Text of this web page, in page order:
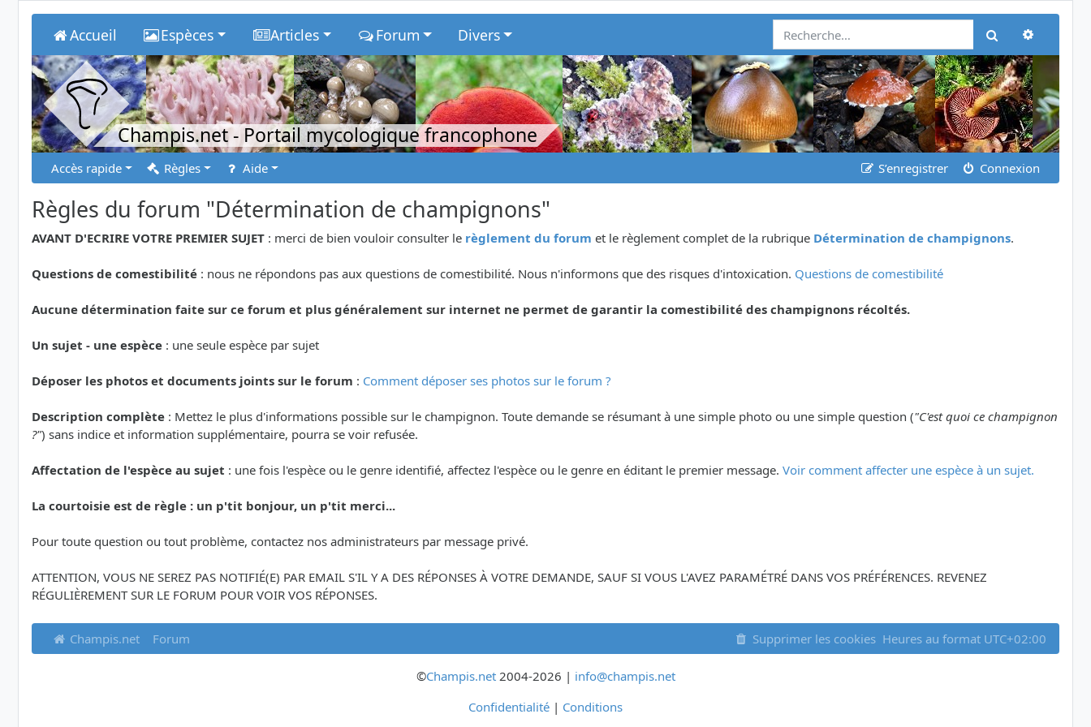
Accueil Espèces Articles Forum Divers Rechercher
Champis.net- Portail mycologique francophone
Accès rapide Règles Aide S’enregistrer Connexion
Règles du forum "Détermination de champignons"
AVANT D'ECRIRE VOTRE PREMIER SUJET : merci de bien vouloir consulter le règlement du forum et le règlement complet de la rubrique Détermination de champignons.
Questions de comestibilité : nous ne répondons pas aux questions de comestibilité. Nous n'informons que des risques d'intoxication. Questions de comestibilité
Aucune détermination faite sur ce forum et plus généralement sur internet ne permet de garantir la comestibilité des champignons récoltés.
Un sujet - une espèce : une seule espèce par sujet
Déposer les photos et documents joints sur le forum : Comment déposer ses photos sur le forum ?
Description complète : Mettez le plus d'informations possible sur le champignon. Toute demande se résumant à une simple photo ou une simple question ("C'est quoi ce champignon
?") sans indice et information supplémentaire, pourra se voir refusée.
Affectation de l'espèce au sujet : une fois l'espèce ou le genre identifié, affectez l'espèce ou le genre en éditant le premier message. Voir comment affecter une espèce à un sujet.
La courtoisie est de règle : un p'tit bonjour, un p'tit merci...
Pour toute question ou tout problème, contactez nos administrateurs par message privé.
ATTENTION, VOUS NE SEREZ PAS NOTIFIÉ(E) PAR EMAIL S'IL Y A DES RÉPONSES À VOTRE DEMANDE, SAUF SI VOUS L'AVEZ PARAMÉTRÉ DANS VOS PRÉFÉRENCES. REVENEZ
RÉGULIÈREMENT SUR LE FORUM POUR VOIR VOS RÉPONSES.
Champis.net Forum Supprimer les cookies Heures au format UTC+02:00
©Champis.net2004-2026 | info@champis.net
Confidentialité | Conditions